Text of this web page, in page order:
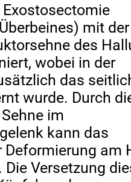
mit der
des
wobei in der
das
wurde. Durch
im
kann das
Deformierung am
Versetzung